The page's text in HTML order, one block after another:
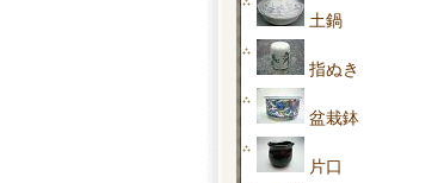
土鍋
指ぬき
盆栽鉢
片口